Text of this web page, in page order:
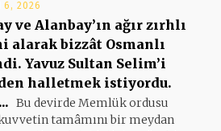
6, 2026
ve Alanbay’ın ağır zırhlı
alarak bizzât Osmanlı
Yavuz Sultan Selim’i
halletmek istiyordu.
Bu devirde Memlük ordusu
tamâmını bir meydan